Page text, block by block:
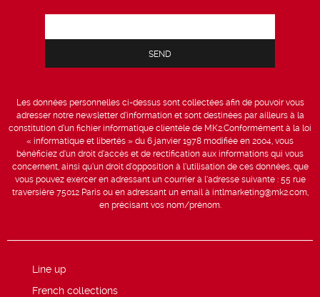
Les données personnelles ci-dessus sont collectées afin de pouvoir vous
adresser notre newsletter d’information et sont destinées par ailleurs à la
constitution d’un fichier informatique clientèle de MK2.Conformément à la loi
« informatique et libertés » du 6 janvier 1978 modifiée en 2004, vous
bénéficiez d’un droit d’accès et de rectification aux informations qui vous
concernent, ainsi qu’un droit d’opposition à l’utilisation de ces données, que
vous pouvez exercer en adressant un courrier à l’adresse suivante : 55 rue
traversière 75012 Paris ou en adressant un email à intlmarketing@mk2.com,
en précisant vos nom/prénom.
Line up
French collections